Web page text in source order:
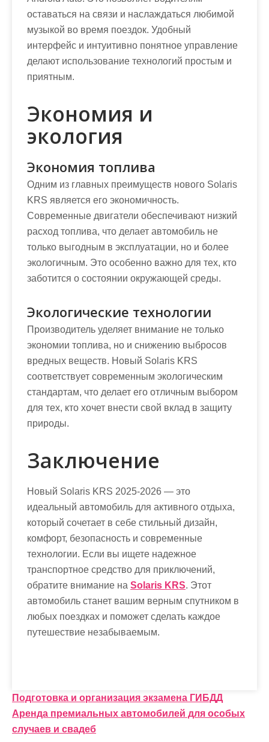
оставаться на связи и наслаждаться любимой
музыкой во время поездок. Удобный
интерфейс и интуитивно понятное управление
делают использование технологий простым и
приятным.
Экономия и
экология
Экономия топлива
Одним из главных преимуществ нового Solaris
KRS является его экономичность.
Современные двигатели обеспечивают низкий
расход топлива, что делает автомобиль не
только выгодным в эксплуатации, но и более
экологичным. Это особенно важно для тех, кто
заботится о состоянии окружающей среды.
Экологические технологии
Производитель уделяет внимание не только
экономии топлива, но и снижению выбросов
вредных веществ. Новый Solaris KRS
соответствует современным экологическим
стандартам, что делает его отличным выбором
для тех, кто хочет внести свой вклад в защиту
природы.
Заключение
Новый Solaris KRS 2025-2026 — это
идеальный автомобиль для активного отдыха,
который сочетает в себе стильный дизайн,
комфорт, безопасность и современные
технологии. Если вы ищете надежное
транспортное средство для приключений,
обратите внимание на Solaris KRS. Этот
автомобиль станет вашим верным спутником в
любых поездках и поможет сделать каждое
путешествие незабываемым.
Н
а
Подготовка и организация экзамена ГИБДД
Аренда премиальных автомобилей для особых
случаев и свадеб